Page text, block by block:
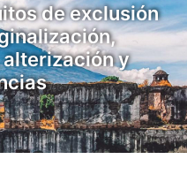
de exclusión
y